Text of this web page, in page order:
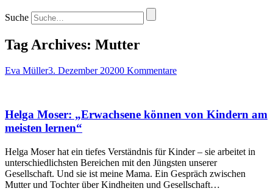
Suche
Tag Archives: Mutter
Eva Müller3. Dezember 20200 Kommentare
Helga Moser: „Erwachsene können von Kindern am
meisten lernen“
Helga Moser hat ein tiefes Verständnis für Kinder – sie arbeitet in
unterschiedlichsten Bereichen mit den Jüngsten unserer
Gesellschaft. Und sie ist meine Mama. Ein Gespräch zwischen
Mutter und Tochter über Kindheiten und Gesellschaft…